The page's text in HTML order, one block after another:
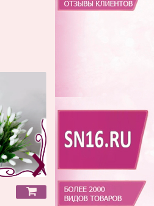
430 руб